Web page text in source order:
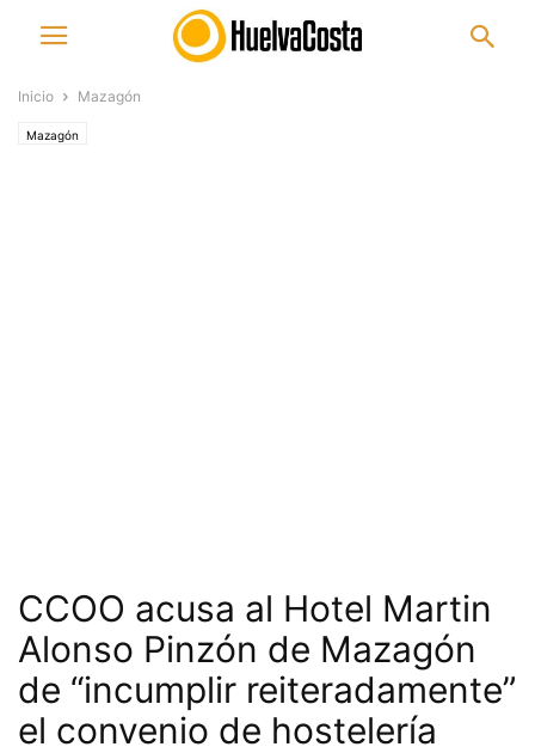
Inicio Mazagón
Mazagón
CCOO acusa al Hotel Martin
Alonso Pinzón de Mazagón
de “incumplir reiteradamente”
el convenio de hostelería